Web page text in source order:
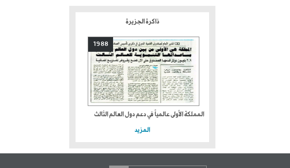
ذاكرة الجزيرة
1988
المملكة الأولى عالمياً في دعم دول العالم الثالث
المزيد